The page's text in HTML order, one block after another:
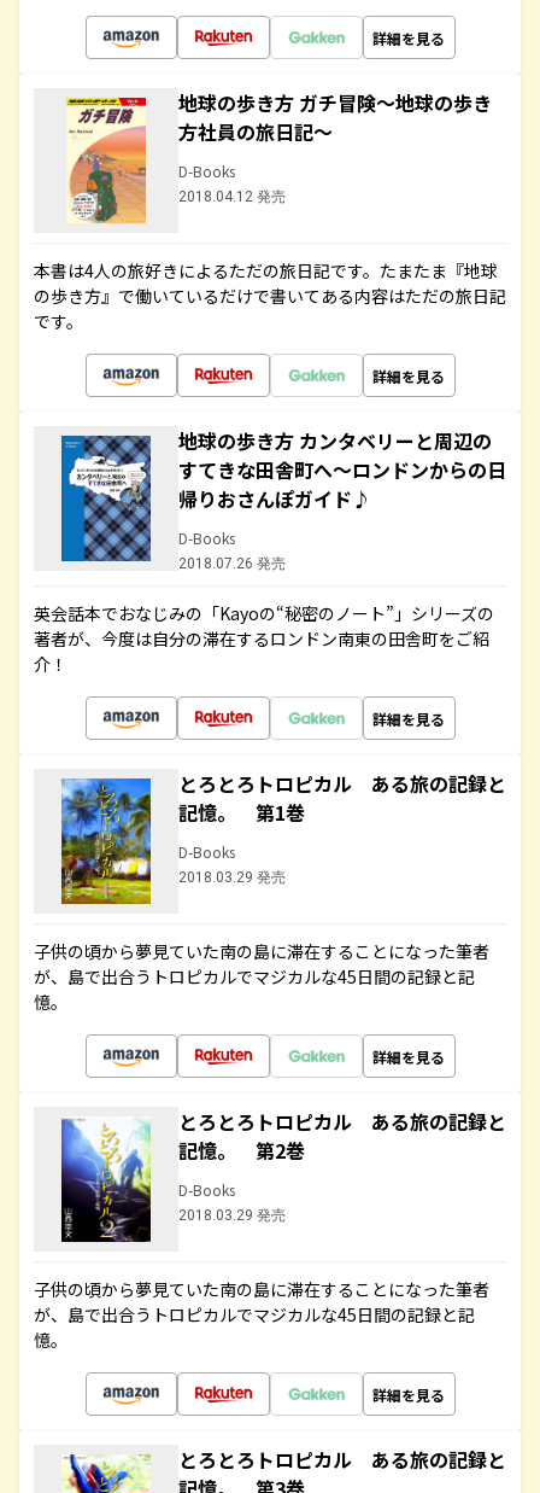
詳細を見る
地球の歩き方 ガチ冒険～地球の歩き
方社員の旅日記～
D-Books
2018.04.12 発売
本書は4人の旅好きによるただの旅日記です。たまたま『地球
の歩き方』で働いているだけで書いてある内容はただの旅日記
です。
詳細を見る
地球の歩き方 カンタベリーと周辺の
すてきな田舎町へ～ロンドンからの日
帰りおさんぽガイド♪
D-Books
2018.07.26 発売
英会話本でおなじみの「Kayoの“秘密のノート”」シリーズの
著者が、今度は自分の滞在するロンドン南東の田舎町をご紹
介！
詳細を見る
とろとろトロピカル ある旅の記録と
記憶。 第1巻
D-Books
2018.03.29 発売
子供の頃から夢見ていた南の島に滞在することになった筆者
が、島で出合うトロピカルでマジカルな45日間の記録と記
憶。
詳細を見る
とろとろトロピカル ある旅の記録と
記憶。 第2巻
D-Books
2018.03.29 発売
子供の頃から夢見ていた南の島に滞在することになった筆者
が、島で出合うトロピカルでマジカルな45日間の記録と記
憶。
詳細を見る
とろとろトロピカル ある旅の記録と